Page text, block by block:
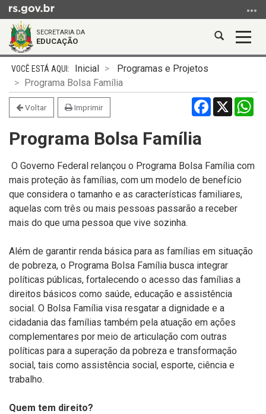
para
conteúdo
menu
para
busca
SECRETARIA DA
EDUCAÇÃO
Abrir
Início
conteúdo
Inicial
Programas e Projetos
Programa Bolsa Família
Voltar Imprimir Facebook
X
Programa Bolsa Família
O Governo Federal relançou o Programa Bolsa Família com
mais proteção às famílias, com um modelo de benefício
que considera o tamanho e as características familiares,
aquelas com três ou mais pessoas passarão a receber
mais do que uma pessoa que vive sozinha.
Além de garantir renda básica para as famílias em situação
de pobreza, o Programa Bolsa Família busca integrar
políticas públicas, fortalecendo o acesso das famílias a
direitos básicos como saúde, educação e assistência
social. O Bolsa Família visa resgatar a dignidade e a
cidadania das famílias também pela atuação em ações
complementares por meio de articulação com outras
políticas para a superação da pobreza e transformação
social, tais como assistência social, esporte, ciência e
trabalho.
Quem tem direito?